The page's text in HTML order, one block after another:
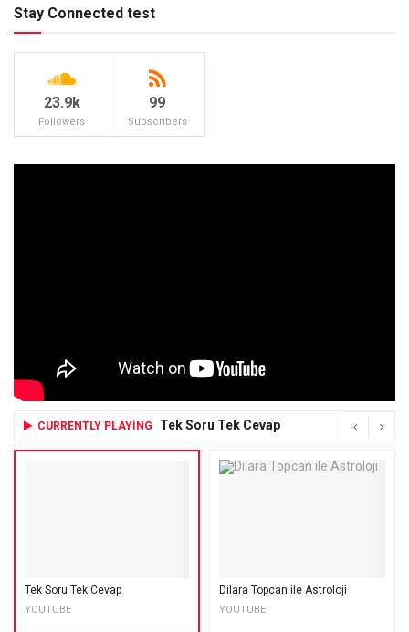
Stay Connected test
23.9k
Followers
99
Subscribers
CURRENTLY PLAYING Tek Soru Tek Cevap
Tek Soru Tek Cevap
YOUTUBE
Dilara Topcan ile Astroloji
YOUTUBE